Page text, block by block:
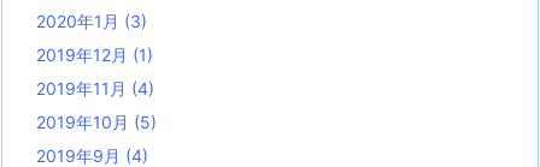
2020年1月 (3)
2019年12月 (1)
2019年11月 (4)
2019年10月 (5)
2019年9月 (4)